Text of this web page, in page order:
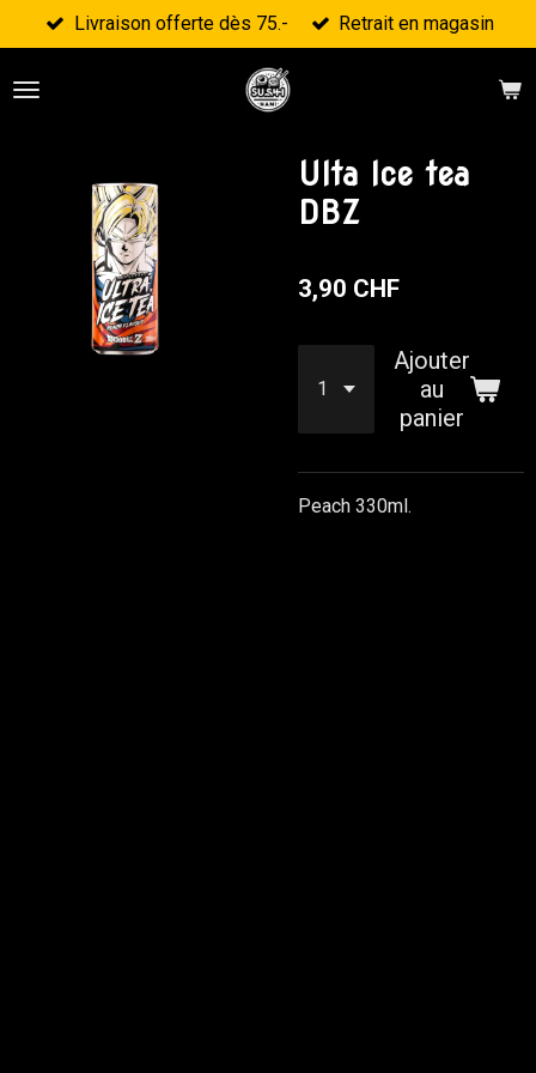
Passer
au
contenu
Livraison offerte dès 75.- Retrait en magasin
Ulta Ice tea
DBZ
3,90 CHF
Ajouter
au
panier
Peach 330ml.